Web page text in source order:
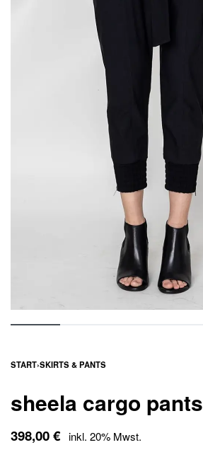
START›SKIRTS & PANTS
sheela cargo pants
398,00€ inkl. 20% Mwst.